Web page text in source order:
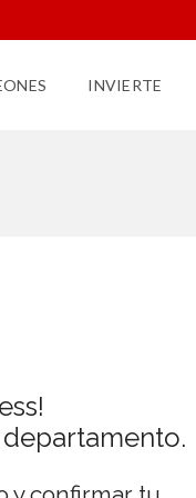
INVIERTE